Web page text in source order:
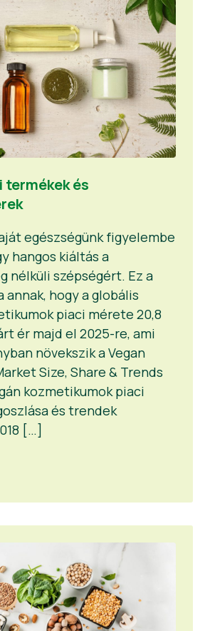
és
egészségünk figyelembe
hangos kiáltás a
nélküli szépségért. Ez a
annak, hogy a globális
piaci mérete 20,8
ér majd el 2025-re, ami
növekszik a Vegan
Size, Share & Trends
kozmetikumok piaci
és trendek
[…]